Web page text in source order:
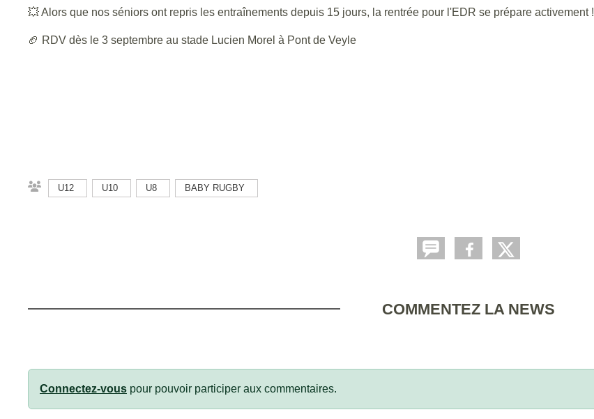
💥 Alors que nos séniors ont repris les entraînements depuis 15 jours, la rentrée pour l'EDR se prépare activement !
🏈 RDV dès le 3 septembre au stade Lucien Morel à Pont de Veyle
U12 U10 U8 BABY RUGBY
COMMENTEZ LA NEWS
Connectez-vous pour pouvoir participer aux commentaires.